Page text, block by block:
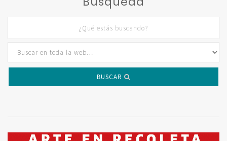
BUSCAR